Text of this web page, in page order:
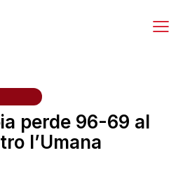
perde 96-69 al
l’Umana